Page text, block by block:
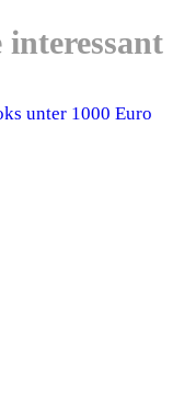
interessant